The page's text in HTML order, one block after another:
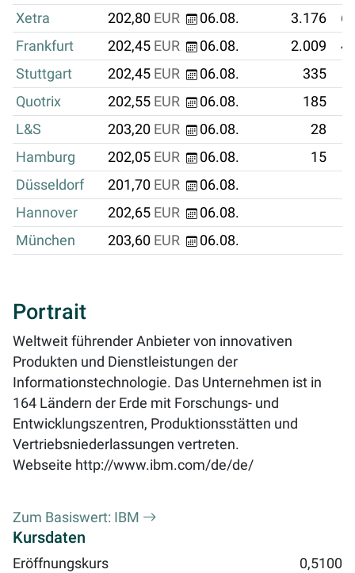
Xetra
202,80 EUR 06.08. 3.176
Frankfurt
202,45 EUR 06.08. 2.009
Stuttgart
202,45 EUR 06.08. 335
Quotrix
202,55 EUR 06.08. 185
L&S
203,20 EUR 06.08.
28
Hamburg
202,05 EUR 06.08.
15
Düsseldorf
201,70 EUR
06.08.
Hannover
202,65 EUR
06.08.
München
203,60 EUR 06.08.
Portrait
Weltweit führender Anbieter von innovativen
Produkten und Dienstleistungen der
Informationstechnologie. Das Unternehmen ist in
164 Ländern der Erde mit Forschungs- und
Entwicklungszentren, Produktionsstätten und
Vertriebsniederlassungen vertreten.
Webseite http://www.ibm.com/de/de/
Zum Basiswert: IBM
Kursdaten
Eröffnungskurs
0,5100